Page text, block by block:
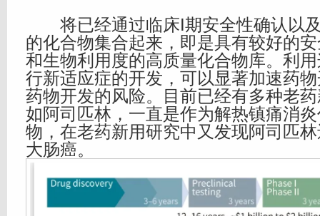
将已经通过临床I期安全性确认以
的化合物集合起来，即是具有较好的
和生物利用度的高质量化合物库。利
行新适应症的开发，可以显著加速药
药物开发的风险。目前已经有多种老
如阿司匹林，一直是作为解热镇痛消
物，在老药新用研究中又发现阿司匹
大肠癌。